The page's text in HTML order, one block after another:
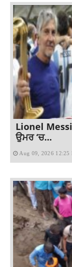
Lionel Messi
ਉਮਰ ‘ਚ...
Aug 09, 2026 12:25